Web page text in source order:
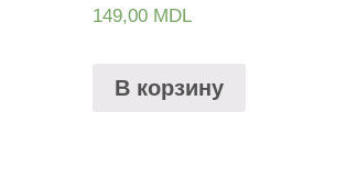
149,00 MDL
В корзину